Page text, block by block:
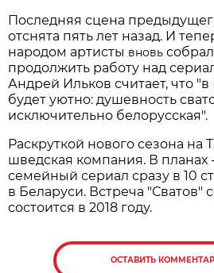
Последняя сцена
отснята пять лет назад. И
народом артисты вновь
продолжить работу над
Андрей Ильков считает, что
будет уютно: душевность
исключительно белорусская".
Раскруткой нового сезона на
шведская компания. В планах
семейный сериал сразу в 10
в Беларуси. Встреча "Сватов"
состоится в 2018 году.
ОСТАВИТЬ